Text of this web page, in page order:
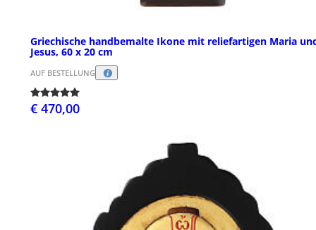
Griechische handbemalte Ikone mit reliefartigen Maria
Jesus, 60 x 20 cm
AUF BESTELLUNG
€ 470,00